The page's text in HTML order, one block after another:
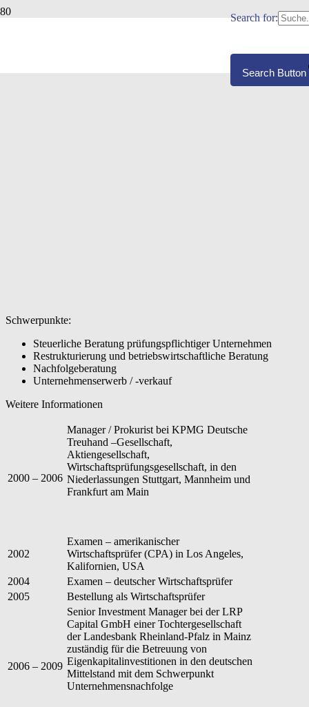
Search for:
Search Button
DIPLOM VOLKSWIRT STEFAN LORENZ
Schwerpunkte:
Steuerliche Beratung prüfungspflichtiger Unternehmen
Restrukturierung und betriebswirtschaftliche Beratung
Nachfolgeberatung
Unternehmenserwerb / -verkauf
Weitere Informationen
2000 – 2006
Manager / Prokurist bei KPMG Deutsche
Treuhand –Gesellschaft,
Aktiengesellschaft,
Wirtschaftsprüfungsgesellschaft, in den
Niederlassungen Stuttgart, Mannheim und
Frankfurt am Main
2002
Examen – amerikanischer
Wirtschaftsprüfer (CPA) in Los Angeles,
Kalifornien, USA
2004
Examen – deutscher Wirtschaftsprüfer
2005
Bestellung als Wirtschaftsprüfer
2006 – 2009
Senior Investment Manager bei der LRP
Capital GmbH einer Tochtergesellschaft
der Landesbank Rheinland-Pfalz in Mainz
zuständig für die Betreuung von
Eigenkapitalinvestitionen in den deutschen
Mittelstand mit dem Schwerpunkt
Unternehmensnachfolge